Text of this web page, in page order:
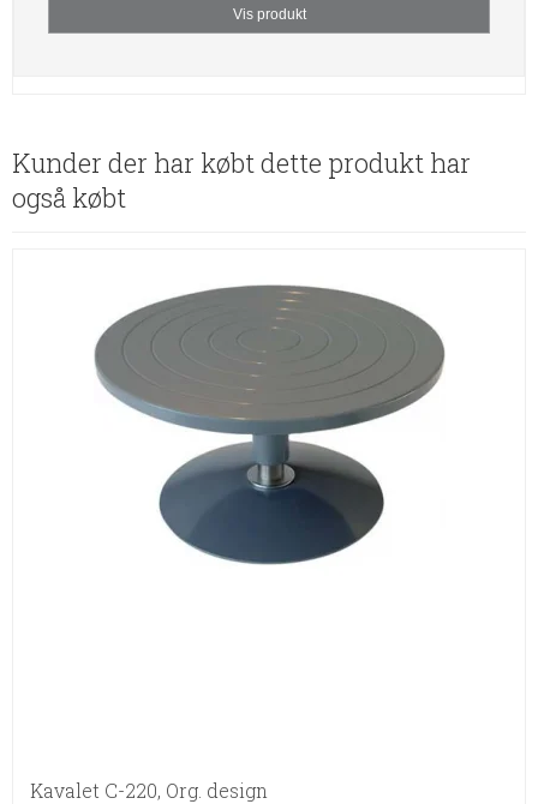
Vis produkt
Kunder der har købt dette produkt har
også købt
Kavalet C-220, Org. design